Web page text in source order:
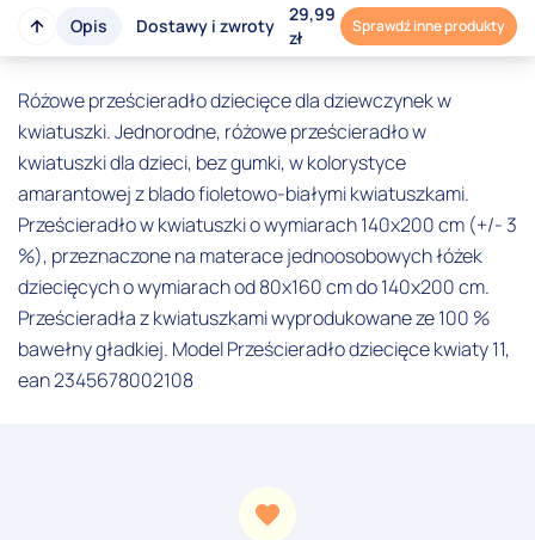
Opis Dostawy i zwroty
29,99
zł
Sprawdź inne produkty
Różowe prześcieradło dziecięce dla dziewczynek w
kwiatuszki. Jednorodne, różowe prześcieradło w
kwiatuszki dla dzieci, bez gumki, w kolorystyce
amarantowej z blado fioletowo-białymi kwiatuszkami.
Prześcieradło w kwiatuszki o wymiarach 140x200 cm (+/- 3
%), przeznaczone na materace jednoosobowych łóżek
dziecięcych o wymiarach od 80x160 cm do 140x200 cm.
Prześcieradła z kwiatuszkami wyprodukowane ze 100 %
bawełny gładkiej. Model Prześcieradło dziecięce kwiaty 11,
ean 2345678002108